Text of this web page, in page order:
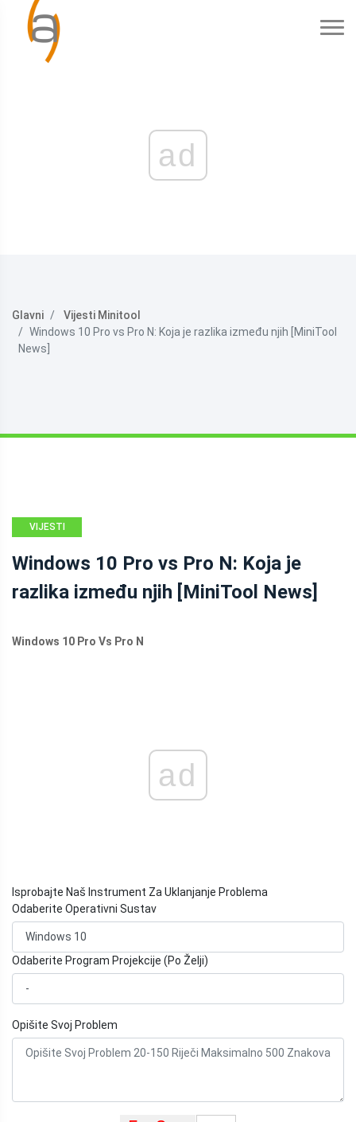
ad
Glavni
Vijesti Minitool
Windows 10 Pro vs Pro N: Koja je razlika između njih [MiniTool
News]
VIJESTI
Windows 10 Pro vs Pro N: Koja je
razlika između njih [MiniTool News]
Windows 10 Pro Vs Pro N
ad
Isprobajte Naš Instrument Za Uklanjanje Problema
Odaberite Operativni Sustav
Odaberite Program Projekcije (Po Želji)
Opišite Svoj Problem